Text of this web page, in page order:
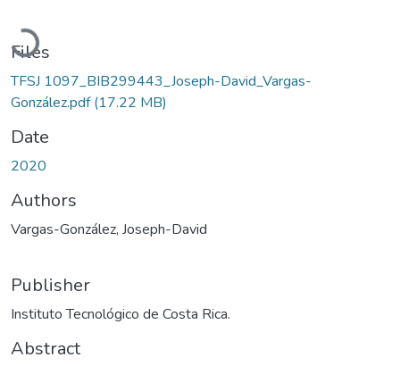
Loading...
Files
TFSJ 1097_BIB299443_Joseph-David_Vargas-
González.pdf(17.22 MB)
Date
2020
Authors
Vargas-González, Joseph-David
Publisher
Instituto Tecnológico de Costa Rica.
Abstract